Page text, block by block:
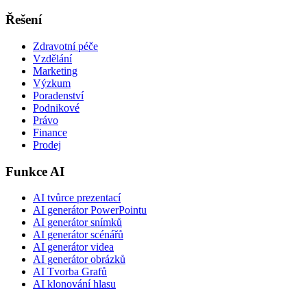
Řešení
Zdravotní péče
Vzdělání
Marketing
Výzkum
Poradenství
Podnikové
Právo
Finance
Prodej
Funkce AI
AI tvůrce prezentací
AI generátor PowerPointu
AI generátor snímků
AI generátor scénářů
AI generátor videa
AI generátor obrázků
AI Tvorba Grafů
AI klonování hlasu